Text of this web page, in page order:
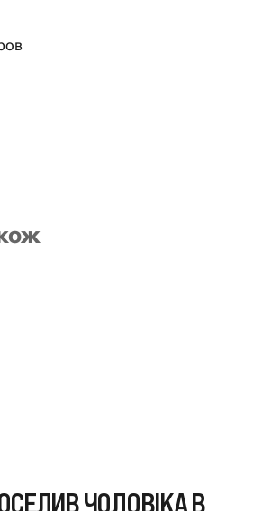
ЧОЛОВІКА В